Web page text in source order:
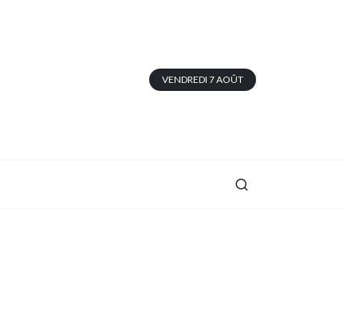
VENDREDI 7 AOÛT